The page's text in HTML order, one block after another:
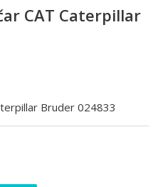
CAT Caterpillar
Bruder 024833